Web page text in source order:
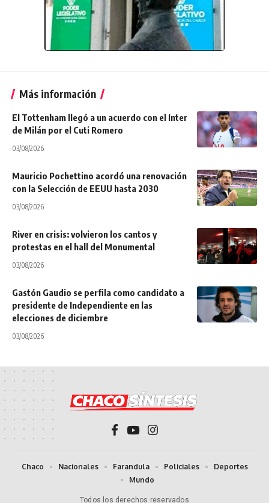
Más información
El Tottenham llegó a un acuerdo con el Inter
de Milán por el Cuti Romero
03/08/2026
Mauricio Pochettino acordó una renovación
con la Selección de EEUU hasta 2030
03/08/2026
River en crisis: volvieron los cantos y
protestas en el hall del Monumental
03/08/2026
Gastón Gaudio se perfila como candidato a
presidente de Independiente en las
elecciones de diciembre
03/08/2026
Todos los derechos reservados
Chaco Nacionales Farandula Policiales
Deportes
Mundo